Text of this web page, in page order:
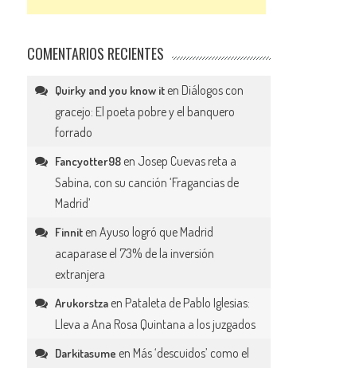
COMENTARIOS RECIENTES
Quirky and you know it en Diálogos con
gracejo: El poeta pobre y el banquero
forrado
Fancyotter98 en Josep Cuevas reta a
Sabina, con su canción ‘Fragancias de
Madrid’
Finnit enAyuso logró que Madrid
acaparase el 73% de la inversión
extranjera
Arukorstza en Pataleta de Pablo Iglesias:
Lleva a Ana Rosa Quintana a los juzgados
Darkitasume en Más ‘descuidos’ como el